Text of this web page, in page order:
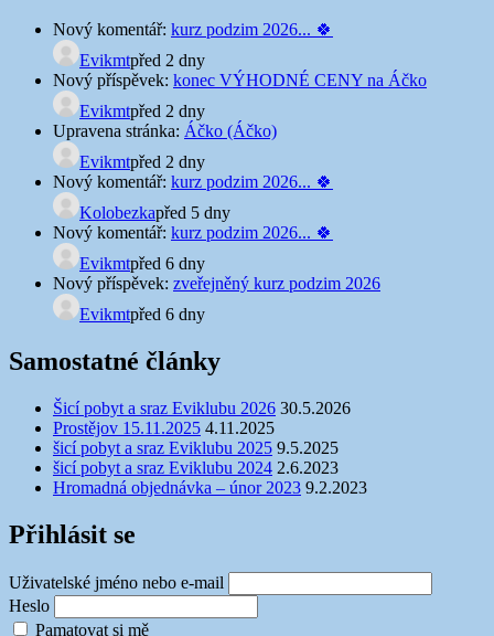
Nový komentář: kurz podzim 2026... 🍀
Evikmtpřed 2 dny
Nový příspěvek: konec VÝHODNÉ CENY na Áčko
Evikmtpřed 2 dny
Upravena stránka: Áčko (Áčko)
Evikmtpřed 2 dny
Nový komentář: kurz podzim 2026... 🍀
Kolobezkapřed 5 dny
Nový komentář: kurz podzim 2026... 🍀
Evikmtpřed 6 dny
Nový příspěvek: zveřejněný kurz podzim 2026
Evikmtpřed 6 dny
Samostatné články
Šicí pobyt a sraz Eviklubu 2026 30.5.2026
Prostějov 15.11.2025 4.11.2025
šicí pobyt a sraz Eviklubu 2025 9.5.2025
šicí pobyt a sraz Eviklubu 2024 2.6.2023
Hromadná objednávka – únor 2023 9.2.2023
Přihlásit se
Uživatelské jméno nebo e-mail
Heslo
Pamatovat si mě